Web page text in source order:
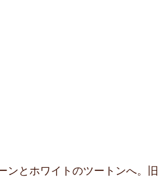
ンとホワイトのツートンへ。旧